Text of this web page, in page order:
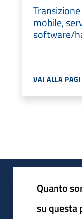
mobile,
software/
VAI ALLA
Quanto
su questa